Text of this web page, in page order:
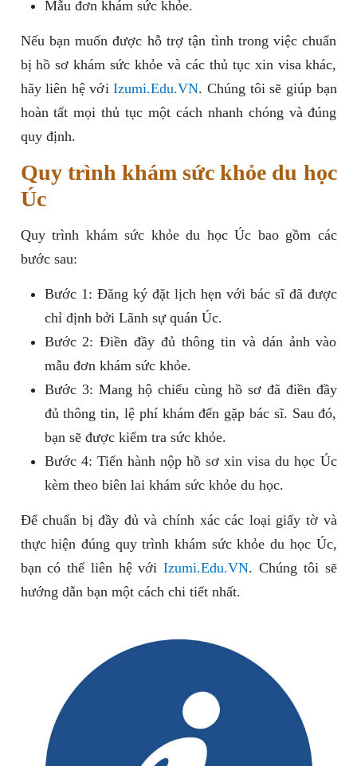
Mẫu đơn khám sức khỏe.
Nếu bạn muốn được hỗ trợ tận tình trong việc chuẩn
bị hồ sơ khám sức khỏe và các thủ tục xin visa khác,
hãy liên hệ vớiIzumi.Edu.VN. Chúng tôi sẽ giúp bạn
hoàn tất mọi thủ tục một cách nhanh chóng và đúng
quy định.
Quy trình khám sức khỏe du học
Úc
Quy trình khám sức khỏe du học Úc bao gồm các
bước sau:
Bước 1: Đăng ký đặt lịch hẹn với bác sĩ đã được
chỉ định bởi Lãnh sự quán Úc.
Bước 2: Điền đầy đủ thông tin và dán ảnh vào
mẫu đơn khám sức khỏe.
Bước 3: Mang hộ chiếu cùng hồ sơ đã điền đầy
đủ thông tin, lệ phí khám đến gặp bác sĩ. Sau đó,
bạn sẽ được kiểm tra sức khỏe.
Bước 4: Tiến hành nộp hồ sơ xin visa du học Úc
kèm theo biên lai khám sức khỏe du học.
Để chuẩn bị đầy đủ và chính xác các loại giấy tờ và
thực hiện đúng quy trình khám sức khỏe du học Úc,
bạn có thể liên hệ vớiIzumi.Edu.VN. Chúng tôi sẽ
hướng dẫn bạn một cách chi tiết nhất.